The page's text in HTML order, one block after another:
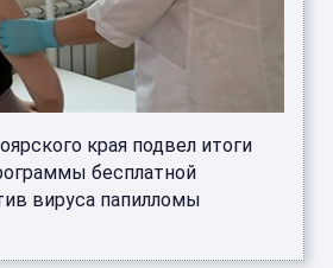
края подвел итоги
бесплатной
вируса папилломы